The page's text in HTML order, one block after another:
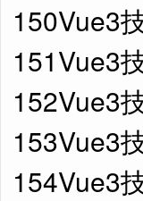
150Vue3
151Vue3
152Vue3
153Vue3
154Vue3